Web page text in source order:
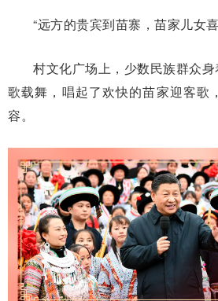
“远方的贵宾到苗寨，苗家儿
村文化广场上，少数民族群众
歌载舞，唱起了欢快的苗家迎客歌
容。